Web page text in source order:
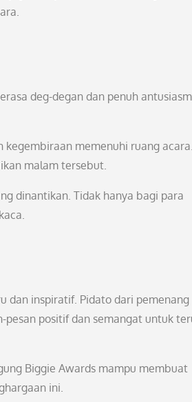
deg-degan dan penuh
memenuhi ruang
malam tersebut.
dinantikan. Tidak hanya bagi para
dan inspiratif. Pidato dari pemenang
positif dan semangat untuk
Biggie Awards mampu membuat
ini.